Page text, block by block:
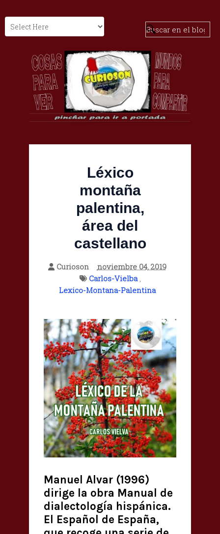
Léxico
montaña
palentina,
área del
castellano
Curioson
noviembre 04, 2019
Carlos-Vielba,
Lexico-Montana-Palentina
Manuel Alvar (1996)
dirige la obra Manual de
dialectología hispánica.
El Español de España,